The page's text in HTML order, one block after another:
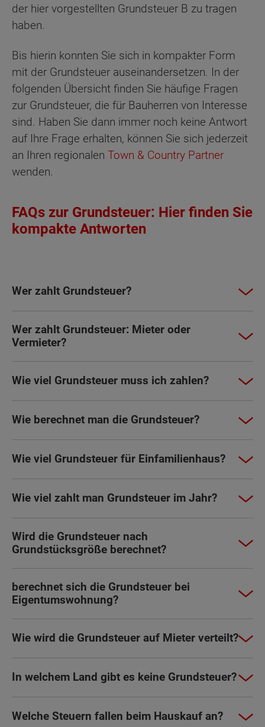
der hier vorgestellten Grundsteuer B zu tragen
haben.
Bis hierin konnten Sie sich in kompakter Form
mit der Grundsteuer auseinandersetzen. In der
folgenden Übersicht finden Sie häufige Fragen
zur Grundsteuer, die für Bauherren von Interesse
sind. Haben Sie dann immer noch keine Antwort
auf Ihre Frage erhalten, können Sie sich jederzeit
an Ihren regionalen Town & Country Partner
wenden.
FAQs zur Grundsteuer: Hier finden Sie
kompakte Antworten
Wer zahlt Grundsteuer?
Wer zahlt Grundsteuer: Mieter oder
Vermieter?
Wie viel Grundsteuer muss ich zahlen?
Wie berechnet man die Grundsteuer?
Wie viel Grundsteuer für Einfamilienhaus?
Wie viel zahlt man Grundsteuer im Jahr?
Wird die Grundsteuer nach
Grundstücksgröße berechnet?
berechnet sich die Grundsteuer bei
Eigentumswohnung?
Wie wird die Grundsteuer auf Mieter verteilt?
In welchem Land gibt es keine Grundsteuer?
Welche Steuern fallen beim Hauskauf an?